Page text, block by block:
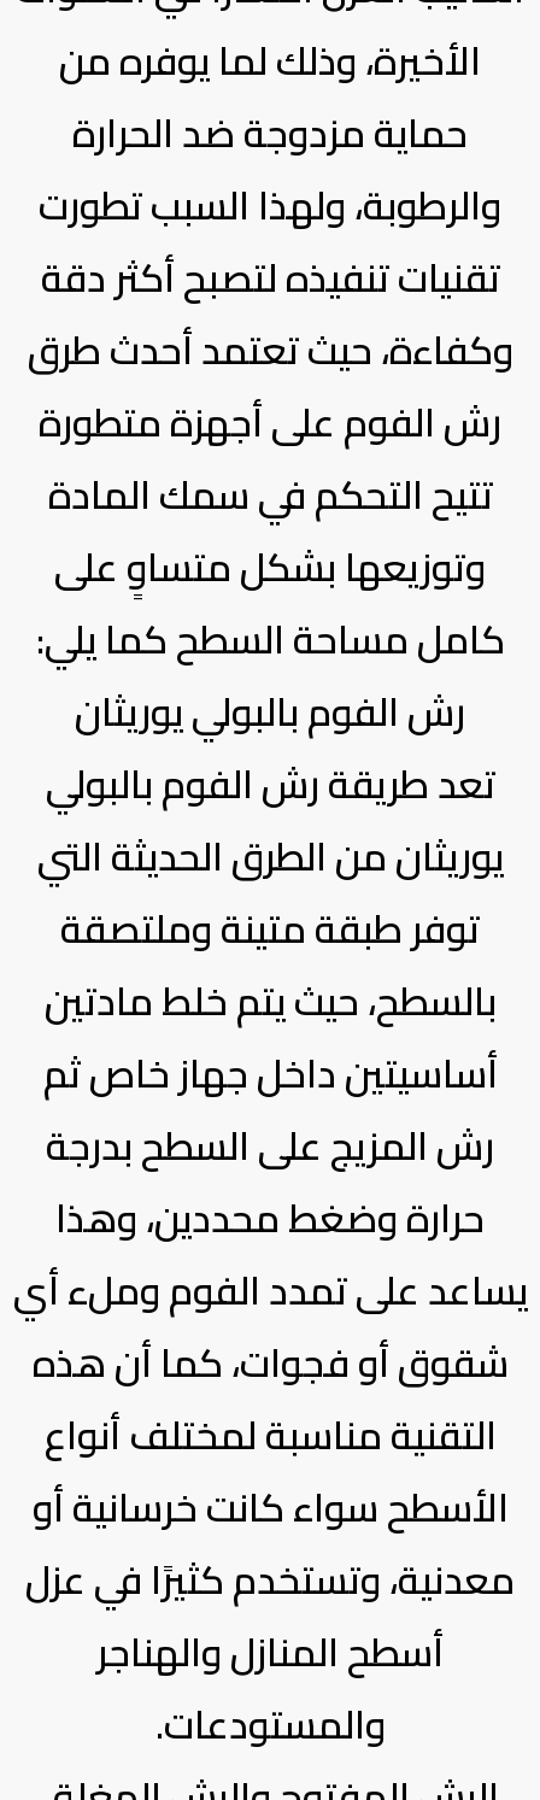
الأخيرة، وذلك لما يوفره من
حماية مزدوجة ضد الحرارة
والرطوبة، ولهذا السبب تطورت
تقنيات تنفيذه لتصبح أكثر دقة
وكفاءة، حيث تعتمد أحدث طرق
رش الفوم على أجهزة متطورة
تتيح التحكم في سمك المادة
وتوزيعها بشكل متساوٍ على
كامل مساحة السطح كما يلي:
رش الفوم بالبولي يوريثان
تعد طريقة رش الفوم بالبولي
يوريثان من الطرق الحديثة التي
توفر طبقة متينة وملتصقة
بالسطح، حيث يتم خلط مادتين
أساسيتين داخل جهاز خاص ثم
رش المزيج على السطح بدرجة
حرارة وضغط محددين، وهذا
يساعد على تمدد الفوم وملء أي
شقوق أو فجوات، كما أن هذه
التقنية مناسبة لمختلف أنواع
الأسطح سواء كانت خرسانية أو
معدنية، وتستخدم كثيرًا في عزل
أسطح المنازل والهناجر
والمستودعات.